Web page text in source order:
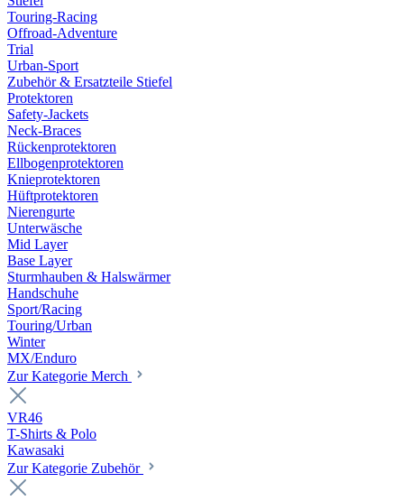
Touring-Racing
Offroad-Adventure
Trial
Urban-Sport
Zubehör & Ersatzteile Stiefel
Protektoren
Safety-Jackets
Neck-Braces
Rückenprotektoren
Ellbogenprotektoren
Knieprotektoren
Hüftprotektoren
Nierengurte
Unterwäsche
Mid Layer
Base Layer
Sturmhauben & Halswärmer
Handschuhe
Sport/Racing
Touring/Urban
Winter
MX/Enduro
Zur Kategorie Merch
VR46
T-Shirts & Polo
Kawasaki
Zur Kategorie Zubehör